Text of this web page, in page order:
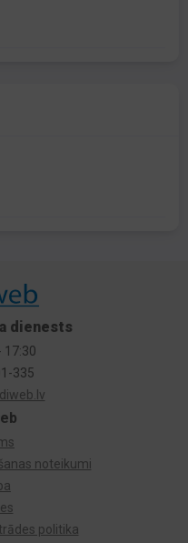
noteikumi
politika
dienests
17:30
335